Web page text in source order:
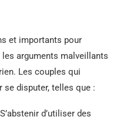
et importants pour
les arguments malveillants
Les couples qui
se disputer, telles que :
d’utiliser des